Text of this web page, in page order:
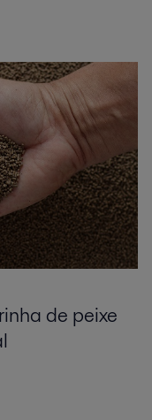
de peixe